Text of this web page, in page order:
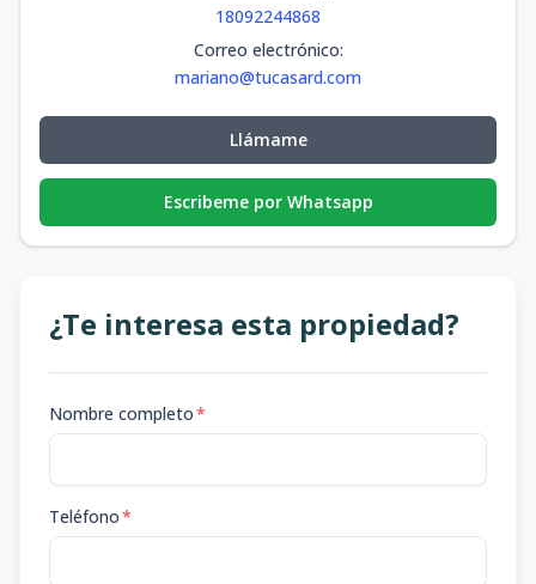
18092244868
Correo electrónico:
mariano@tucasard.com
Llámame
Escribeme por Whatsapp
¿Te interesa esta propiedad?
Nombre completo*
Teléfono*